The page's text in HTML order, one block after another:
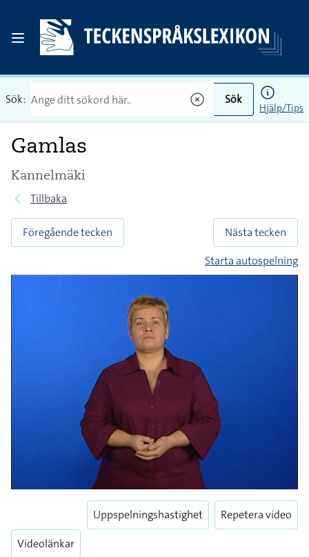
Sök: Sök
Hjälp/Tips
Gamlas
Kannelmäki
Tillbaka
Föregående tecken
Nästa tecken
Starta autospelning
Enter
Videolänkar
Uppspelningshastighet Repetera video